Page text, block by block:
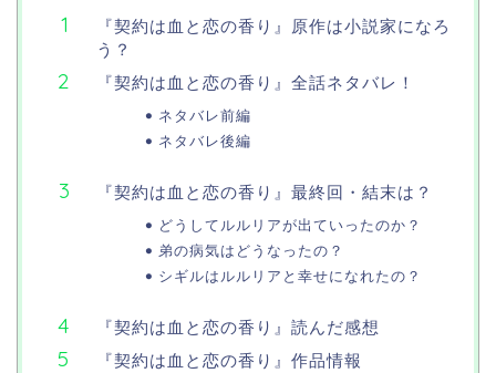
『契約は血と恋の香り』原作は小説家になろ
う？
『契約は血と恋の香り』全話ネタバレ！
ネタバレ前編
ネタバレ後編
『契約は血と恋の香り』最終回・結末は？
どうしてルルリアが出ていったのか？
弟の病気はどうなったの？
シギルはルルリアと幸せになれたの？
『契約は血と恋の香り』読んだ感想
『契約は血と恋の香り』作品情報